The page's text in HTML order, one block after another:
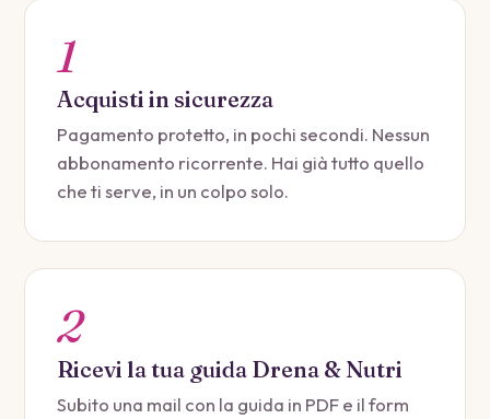
1
Acquisti in sicurezza
Pagamento protetto, in pochi secondi. Nessun
abbonamento ricorrente. Hai già tutto quello
che ti serve, in un colpo solo.
2
Ricevi la tua guida Drena & Nutri
Subito una mail con la guida in PDF e il form